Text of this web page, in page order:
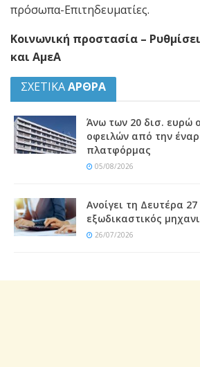
πρόσωπα-Επιτηδευματίες.
Κοινωνική προστασία –
και ΑμεΑ
ΣΧΕΤΙΚΑΑΡΘΡΑ
Άνω των 20 δισ. ευρώ
οφειλών από την
πλατφόρμας
05/08/2026
Ανοίγει τη Δευτέρα 27
εξωδικαστικός
26/07/2026